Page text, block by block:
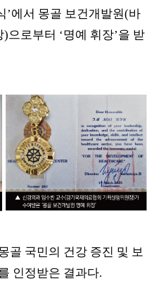
’에서 몽골 보건개발원(바
)으로부터 ‘명예 휘장’을 받
골 국민의 건강 증진 및 보
인정받은 결과다.